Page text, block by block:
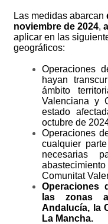
Las medidas abarcan
noviembre de 2024,
aplicar en las
geográficos:
Operaciones
hayan
ámbito
Valenciana y
estado
octubre de
Operaciones
cualquier
necesarias
abastecimiento
Comunitat
Operaciones
las zonas
Andalucía, la
La Mancha.